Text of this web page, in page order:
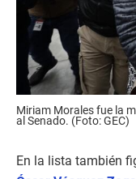
Miriam Morales fue la
al Senado. (Foto: GEC)
En la lista también